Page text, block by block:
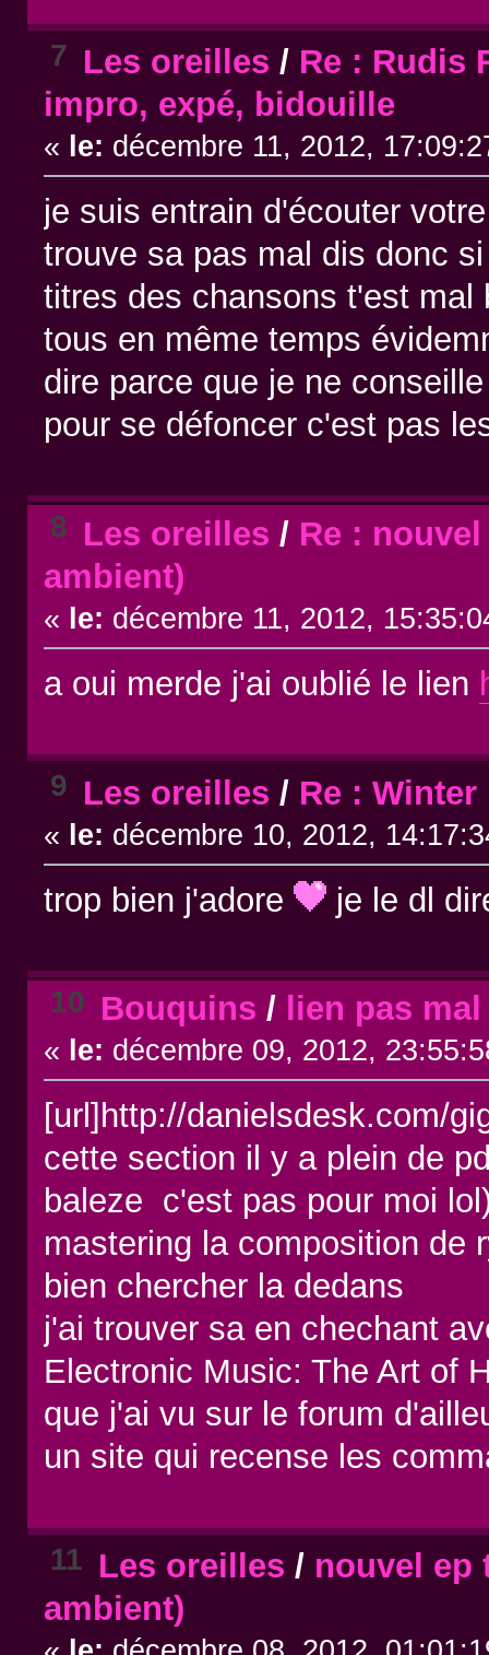
7 Les oreilles / Re : Rudis
impro, expé, bidouille
« le: décembre 11, 2012,
je suis entrain d'écouter
trouve sa pas mal dis donc
titres des chansons t'est
tous en même temps
dire parce que je ne
pour se défoncer c'est pas
8 Les oreilles / Re :
ambient)
« le: décembre 11, 2012,
a oui merde j'ai oublié le lien
9 Les oreilles / Re :
« le: décembre 10, 2012,
trop bien j'adore je le dl
10 Bouquins / lien pas mal
« le: décembre 09, 2012,
[url]http://danielsdesk.com/
cette section il y a plein de
baleze c'est pas pour moi
mastering la composition de
bien chercher la dedans
j'ai trouver sa en chechant
Electronic Music: The Art of
que j'ai vu sur le forum
un site qui recense les
11 Les oreilles / nouvel ep
ambient)